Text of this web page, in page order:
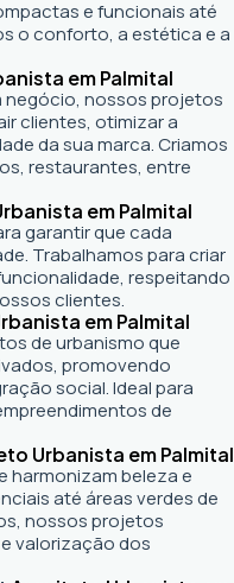
e funcionais até
o conforto, a estética e a
em Palmital
negócio, nossos projetos
clientes, otimizar a
da sua marca. Criamos
restaurantes, entre
em Palmital
garantir que cada
Trabalhamos para criar
respeitando
clientes.
em Palmital
de urbanismo que
promovendo
social. Ideal para
de
Urbanista em Palmital
harmonizam beleza e
até áreas verdes de
nossos projetos
valorização dos